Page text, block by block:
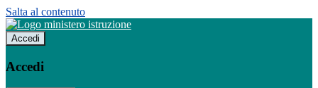
Salta al contenuto
Accedi
Accedi